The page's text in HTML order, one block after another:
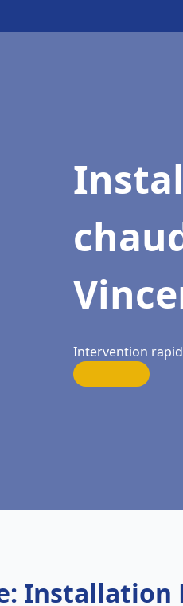
Intervention
Installation